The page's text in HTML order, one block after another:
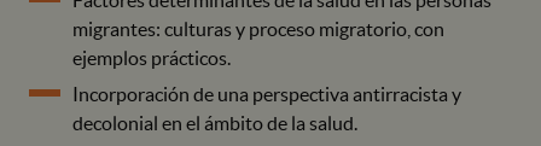
migrantes: culturas y proceso migratorio, con
ejemplos prácticos.
Incorporación de una perspectiva antirracista y
decolonial en el ámbito de la salud.